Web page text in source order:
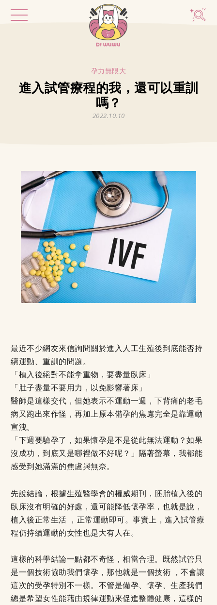
孕力無限大
進入試管療程的我，還可以重訓
嗎？
2022.10.10
最近不少網友來信詢問關於進入人工生殖後到底能否持
續運動、重訓的問題。
「植入後絕對不能拿重物，要盡量臥床」
「肚子盡量不要用力，以免影響著床」
醫師是這樣交代，但她表示不運動一週，下背痛的老毛
病又跑出來作怪，再加上原本備孕的焦慮完全是靠運動
宣洩。
「下週要驗孕了，如果懷孕是不是從此無法運動？如果
沒成功，到底又是哪裡做不好呢？」隔著螢幕，我都能
感受到她滿滿的焦慮與無奈。
先說結論，根據生殖醫學會的權威期刊，胚胎植入後的
臥床沒有明確的好處，還可能降低懷孕率，也就是說，
植入後正常生活 ，正常運動即可。事實上，進入試管療
程仍持續運動的女性也是大有人在。
這樣的科學結論一點都不奇怪，相當合理。既然試管只
是一個技術協助我們懷孕，那他就是一個技術 ，不會讓
這次的受孕特別不一樣。不管是備孕、懷孕、生產我們
總是希望女性能藉由規律運動來促進整體健康，這樣的